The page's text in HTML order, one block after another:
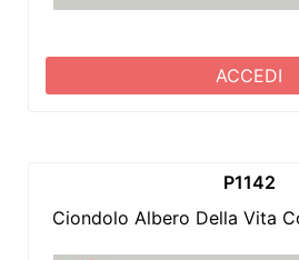
ACCEDI
P1142
Ciondolo Albero Della Vita